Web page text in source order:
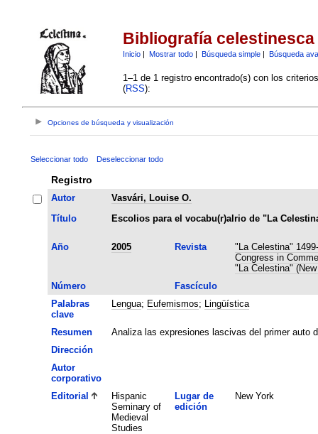
Bibliografía celestinesca
Inicio| Mostrar todo| Búsqueda simple| Búsqueda
1–1 de 1 registro encontrado(s) con los
(RSS):
Opciones de búsqueda y visualización
Seleccionar todo Deseleccionar todo
Registro
Autor
Vasvári, Louise O.
Título
Escolios para el vocabu(r)alrio de "La
Año 2005 Revista
"La Celestina"
Congress in
"La Celestina"
Número
Fascículo
Palabras
clave
Lengua; Eufemismos; Lingüística
Resumen
Analiza las expresiones lascivas del primer auto
Dirección
Autor
corporativo
Editorial
Hispanic
Seminary of
Medieval
Studies
Lugar de
edición
New York